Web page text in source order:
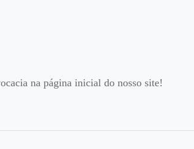
na página inicial do nosso site!